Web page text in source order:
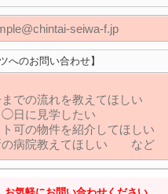
へのお問い合わせ】